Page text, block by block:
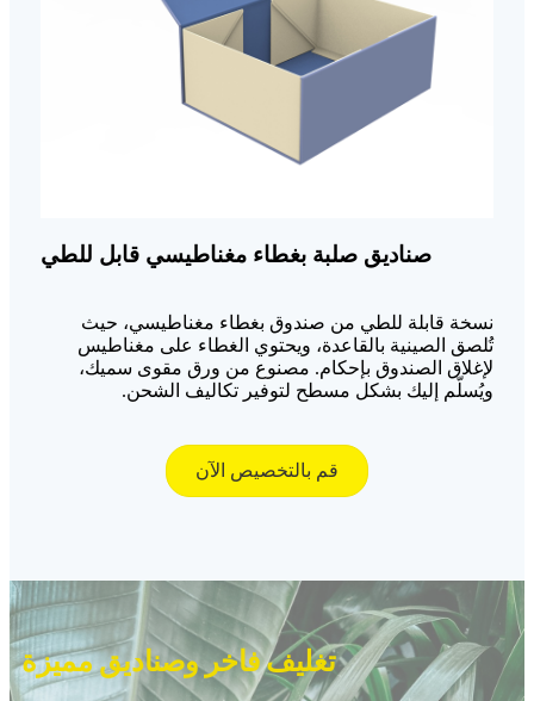
صناديق صلبة بغطاء مغناطيسي قابل للطي
نسخة قابلة للطي من صندوق بغطاء مغناطيسي، حيث
تُلصق الصينية بالقاعدة، ويحتوي الغطاء على مغناطيس
لإغلاق الصندوق بإحكام. مصنوع من ورق مقوى سميك،
ويُسلّم إليك بشكل مسطح لتوفير تكاليف الشحن.
قم بالتخصيص الآن
تغليف فاخر وصناديق مميزة